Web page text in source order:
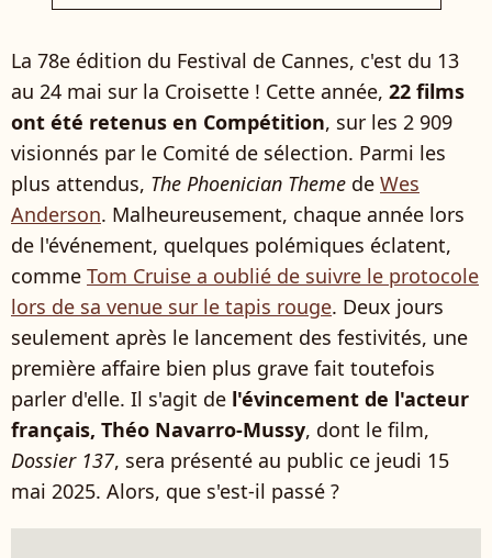
La 78e édition du Festival de Cannes, c'est du 13
au 24 mai sur la Croisette ! Cette année, 22 films
ont été retenus en Compétition, sur les 2 909
visionnés par le Comité de sélection. Parmi les
plus attendus, The Phoenician Theme de Wes
Anderson. Malheureusement, chaque année lors
de l'événement, quelques polémiques éclatent,
comme Tom Cruise a oublié de suivre le protocole
lors de sa venue sur le tapis rouge. Deux jours
seulement après le lancement des festivités, une
première affaire bien plus grave fait toutefois
parler d'elle. Il s'agit de l'évincement de l'acteur
français, Théo Navarro-Mussy, dont le film,
Dossier 137, sera présenté au public ce jeudi 15
mai 2025. Alors, que s'est-il passé ?